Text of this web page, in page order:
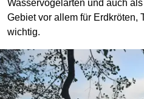
Wasservogelarten und auch
Gebiet vor allem für Erdkröten,
wichtig.